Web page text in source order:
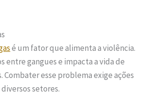
é um fator que alimenta a violência.
entre gangues e impacta a vida de
Combater esse problema exige ações
setores.